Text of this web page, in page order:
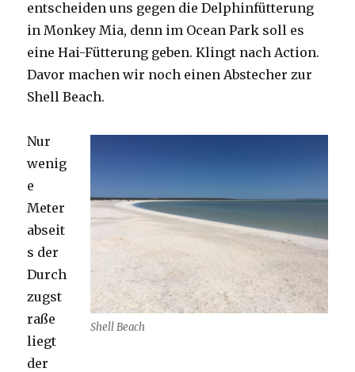
entscheiden uns gegen die Delphinfütterung
in Monkey Mia, denn im Ocean Park soll es
eine Hai-Fütterung geben. Klingt nach Action.
Davor machen wir noch einen Abstecher zur
Shell Beach.
Shell Beach
Nur
wenig
e
Meter
abseit
s der
Durch
zugst
raße
liegt
der